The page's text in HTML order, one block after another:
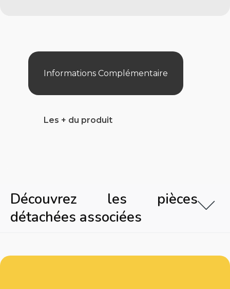
400/500/615
Informations Complémentaire
Les + du produit
Découvrez les pièces
détachées associées